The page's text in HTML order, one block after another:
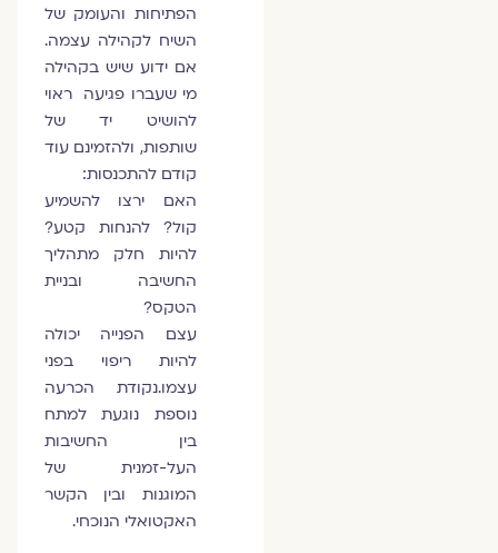
הפתיחות והעומק של
השיח לקהילה עצמה.
אם ידוע שיש בקהילה
מי שעברו פגיעה ראוי
להושיט יד של
שותפות, ולהזמינם עוד
קודם להתכנסות:
האם ירצו להשמיע
קול? להנחות קטע?
להיות חלק מתהליך
החשיבה ובניית
הטקס?
עצם הפנייה יכולה
להיות ריפוי בפני
עצמו.נקודת הכרעה
נוספת נוגעת למתח
בין החשיבות
העל-זמנית של
המוגנות ובין הקשר
האקטואלי הנוכחי.